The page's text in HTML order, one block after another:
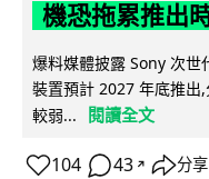
機恐拖累推出
爆料媒體披露 Sony 次世
裝置預計 2027 年底推出
較弱...
閱讀全文
104 43 ↗ 分享